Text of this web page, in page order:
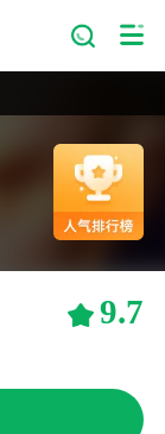
9.7